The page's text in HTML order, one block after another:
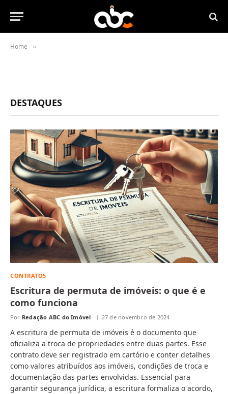
Home »
DESTAQUES
CONTRATOS
Escritura de permuta de imóveis: o que é e
como funciona
Por Redação ABC do Imóvel 27 de novembro de 2024
A escritura de permuta de imóveis é o documento que
oficializa a troca de propriedades entre duas partes. Esse
contrato deve ser registrado em cartório e conter detalhes
como valores atribuídos aos imóveis, condições de troca e
documentação das partes envolvidas. Essencial para
garantir segurança jurídica, a escritura formaliza o acordo,